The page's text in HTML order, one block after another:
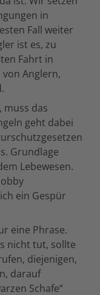
in
Fall weiter
ist es, zu
Fahrt in
Anglern,
muss das
geht dabei
Grundlage
Lebewesen.
ein Gespür
eine Phrase.
nicht tut, sollte
diejenigen,
darauf
Schafe“